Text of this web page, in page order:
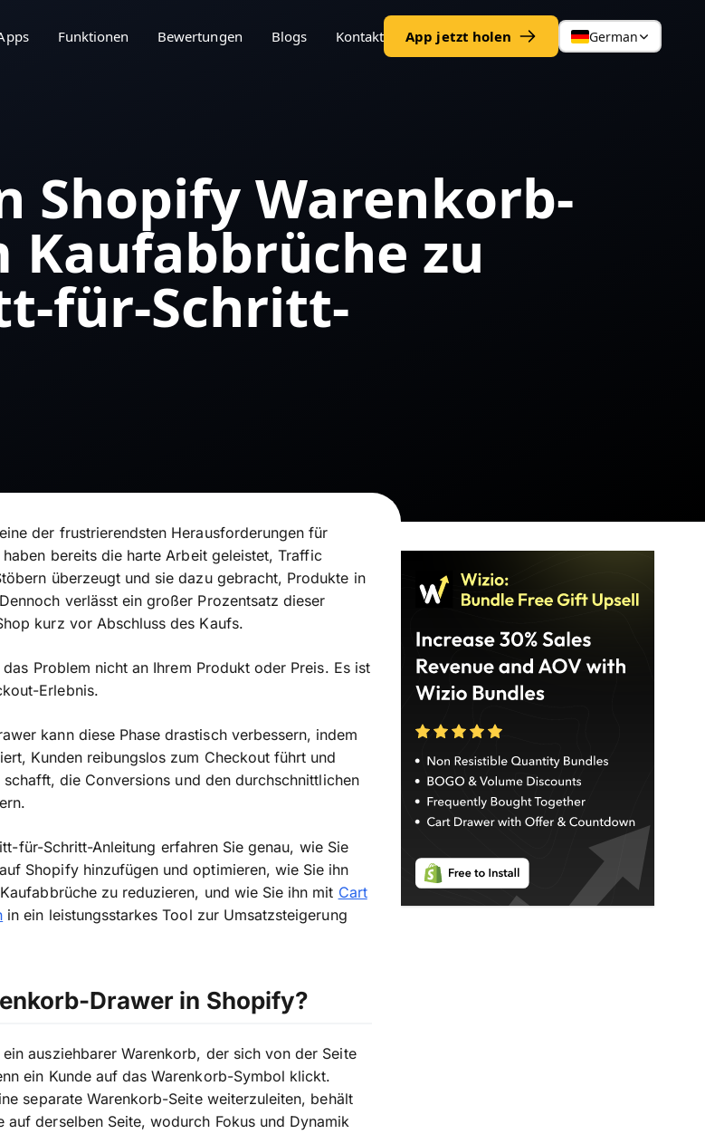
Funktionen Bewertungen Blogs Kontakt App jetzt holen German
Shopify Warenkorb-
zu
für-Schritt-
der frustrierendsten Herausforderungen für
bereits die harte Arbeit geleistet, Traffic
überzeugt und sie dazu gebracht, Produkte in
verlässt ein großer Prozentsatz dieser
kurz vor Abschluss des Kaufs.
Problem nicht an Ihrem Produkt oder Preis. Es ist
Erlebnis.
kann diese Phase drastisch verbessern, indem
Kunden reibungslos zum Checkout führt und
die Conversions und den durchschnittlichen
für-Schritt-Anleitung erfahren Sie genau, wie Sie
Shopify hinzufügen und optimieren, wie Sie ihn
zu reduzieren, und wie Sie ihn mit Cart
in ein leistungsstarkes Tool zur Umsatzsteigerung
Drawer in Shopify?
ausziehbarer Warenkorb, der sich von der Seite
ein Kunde auf das Warenkorb-Symbol klickt.
separate Warenkorb-Seite weiterzuleiten, behält
auf derselben Seite, wodurch Fokus und Dynamik